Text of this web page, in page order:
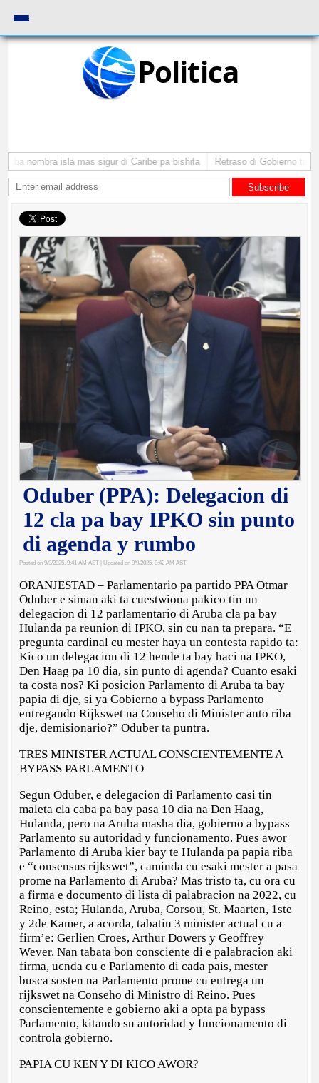
Politica
nombra isla mas sigur di Caribe pa bishita Retraso di Gobierno ta
Subscribe
Oduber (PPA): Delegacion di
12 cla pa bay IPKO sin punto
di agenda y rumbo
Posted on 9/9/2025, 9:41 AM AST | Updated on 9/9/2025, 9:42 AM AST
ORANJESTAD – Parlamentario pa partido PPA Otmar
Oduber e siman aki ta cuestwiona pakico tin un
delegacion di 12 parlamentario di Aruba cla pa bay
Hulanda pa reunion di IPKO, sin cu nan ta prepara. “E
pregunta cardinal cu mester haya un contesta rapido ta:
Kico un delegacion di 12 hende ta bay haci na IPKO,
Den Haag pa 10 dia, sin punto di agenda? Cuanto esaki
ta costa nos? Ki posicion Parlamento di Aruba ta bay
papia di dje, si ya Gobierno a bypass Parlamento
entregando Rijkswet na Conseho di Minister anto riba
dje, demisionario?” Oduber ta puntra.
TRES MINISTER ACTUAL CONSCIENTEMENTE A
BYPASS PARLAMENTO
Segun Oduber, e delegacion di Parlamento casi tin
maleta cla caba pa bay pasa 10 dia na Den Haag,
Hulanda, pero na Aruba masha dia, gobierno a bypass
Parlamento su autoridad y funcionamento. Pues awor
Parlamento di Aruba kier bay te Hulanda pa papia riba
e “consensus rijkswet”, caminda cu esaki mester a pasa
prome na Parlamento di Aruba? Mas tristo ta, cu ora cu
a firma e documento di lista di palabracion na 2022, cu
Reino, esta; Hulanda, Aruba, Corsou, St. Maarten, 1ste
y 2de Kamer, a acorda, tabatin 3 minister actual cu a
firm’e: Gerlien Croes, Arthur Dowers y Geoffrey
Wever. Nan tabata bon consciente di e palabracion aki
firma, ucnda cu e Parlamento di cada pais, mester
busca sosten na Parlamento prome cu entrega un
rijkswet na Conseho di Ministro di Reino. Pues
conscientemente e gobierno aki a opta pa bypass
Parlamento, kitando su autoridad y funcionamento di
controla gobierno.
PAPIA CU KEN Y DI KICO AWOR?